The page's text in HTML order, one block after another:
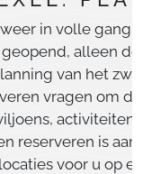
in volle
alleen
van het
vragen om
reserveren is
locaties voor u op